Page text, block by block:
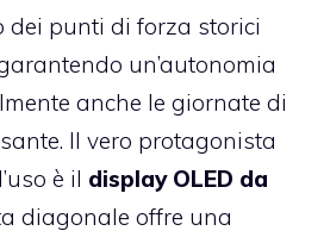
dei punti di forza storici
un’autonomia
anche le giornate di
Il vero protagonista
è il display OLED da
diagonale offre una